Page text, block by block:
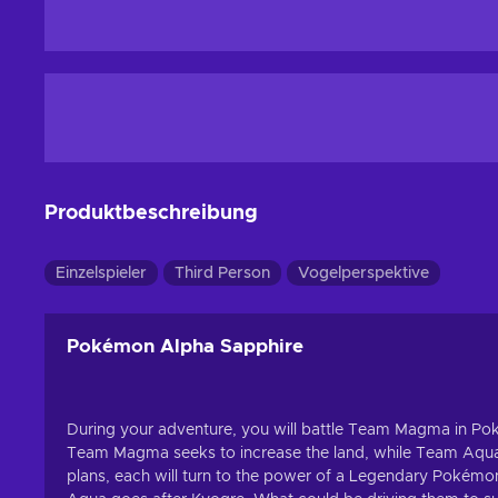
Produktbeschreibung
Einzelspieler Third Person Vogelperspektive
Pokémon Alpha Sapphire
During your adventure, you will battle Team Magma in
Team Magma seeks to increase the land, while Team
plans, each will turn to the power of a Legendary